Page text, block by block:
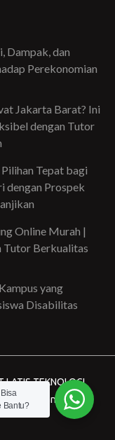
Dampak, dan
Perekonomian
Jakarta Barat? Ini
dengan Tutor
Pilihan Tepat bagi
dengan Prospek
Online Murah |
Tutor Berkualitas
yang
Disabilitas
LATIS TEKNOLOGI
Undang.
Bantu?